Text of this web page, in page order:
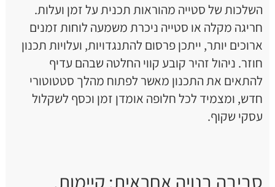
השלכות של סטייה מהוראות תכנית על זמן ועלות.
חריגה מקלה או סטייה ניכרת משמעה לוחות זמנים
ארוכים יותר, ייתכן פרסום להתנגדויות, ועלויות תכנון
חוזר. ניהול זהיר קובע קווי החלטה שבהם עדיף
להתאים את התכנון מאשר לפתוח מהלך סטטוטורי
חדש, ומצמיד לכל חלופה אומדן זמן וכסף לשקלול
עסקי שקוף.
סביבה בנויה אחראית: קיימות,